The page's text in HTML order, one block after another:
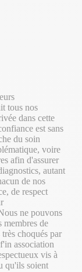
tous nos
dans cette
est sans
du soin
voire
afin d'assurer
autant
de nos
de respect
ne pouvons
membres de
choqués par
association
vis à
qu'ils soient